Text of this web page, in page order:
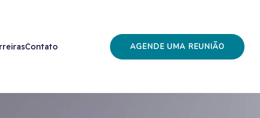
Contato AGENDE UMA REUNIÃO